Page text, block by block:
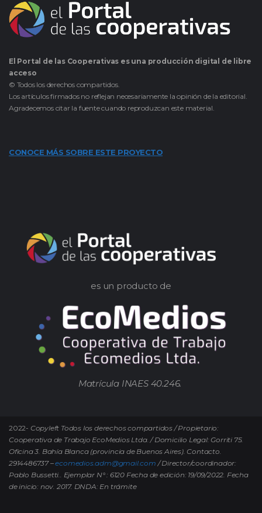
El Portal de las Cooperativas es una producción digital de libre
acceso
© Todos los derechos compartidos.
Los artículos firmados no reflejan necesariamente la opinión de la editorial.
Agradecemos citar la fuente cuando reproduzcan este material.
CONOCE MÁS SOBRE ESTE PROYECTO
es un producto de
Matrícula INAES 40.246.
2022- Copyleft Todos los derechos compartidos / Propietario:
Cooperativa de Trabajo EcoMedios Ltda. / Domicilio Legal: Gorriti 75.
Oficina 3. Bahía Blanca (provincia de Buenos Aires). Contacto.
2914486737 –ecomedios.adm@gmail.com / Director/coordinador:
Pablo Bussetti.. Ejemplar N° : 6120 Fecha de edición: 19/09/2022. Fecha
de inicio: nov. 2017. DNDA: En trámite